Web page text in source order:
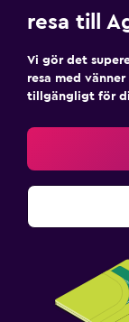
Flat-screen TV
Kabel- eller
Radio
Delat lounge/TV-
resa till
Vi gör det
resa med
tillgängligt för